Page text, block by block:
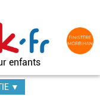
enfants
▼